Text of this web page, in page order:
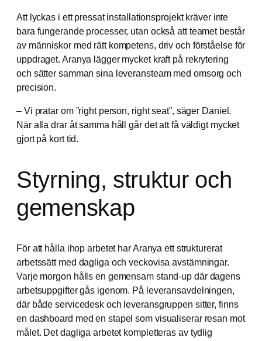
Att lyckas i ett pressat installationsprojekt kräver inte
bara fungerande processer, utan också att teamet består
av människor med rätt kompetens, driv och förståelse för
uppdraget. Aranya lägger mycket kraft på rekrytering
och sätter samman sina leveransteam med omsorg och
precision.
– Vi pratar om ”right person, right seat”, säger Daniel.
När alla drar åt samma håll går det att få väldigt mycket
gjort på kort tid.
Styrning, struktur och
gemenskap
För att hålla ihop arbetet har Aranya ett strukturerat
arbetssätt med dagliga och veckovisa avstämningar.
Varje morgon hålls en gemensam stand-up där dagens
arbetsuppgifter gås igenom. På leveransavdelningen,
där både servicedesk och leveransgruppen sitter, finns
en dashboard med en stapel som visualiserar resan mot
målet. Det dagliga arbetet kompletteras av tydlig